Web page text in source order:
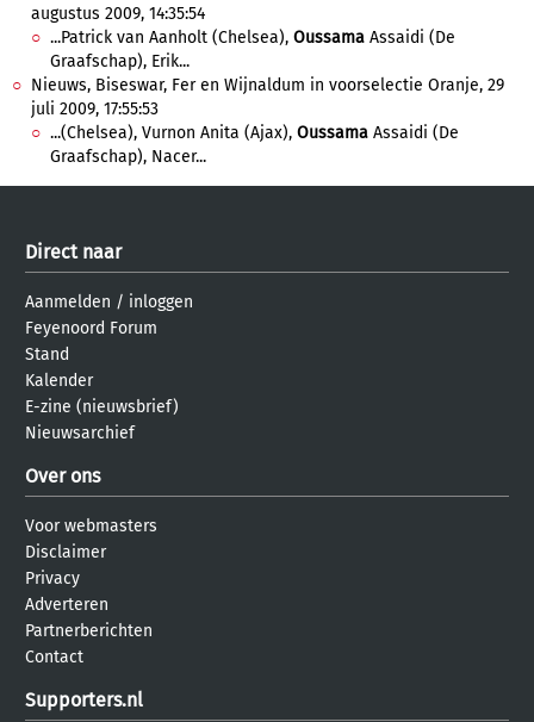
augustus 2009, 14:35:54
...Patrick van Aanholt (Chelsea), Oussama Assaidi (De
Graafschap), Erik...
Nieuws, Biseswar, Fer en Wijnaldum in voorselectie Oranje, 29
juli 2009, 17:55:53
...(Chelsea), Vurnon Anita (Ajax), Oussama Assaidi (De
Graafschap), Nacer...
Direct naar
Aanmelden / inloggen
Feyenoord Forum
Stand
Kalender
E-zine (nieuwsbrief)
Nieuwsarchief
Over ons
Voor webmasters
Disclaimer
Privacy
Adverteren
Partnerberichten
Contact
Supporters.nl